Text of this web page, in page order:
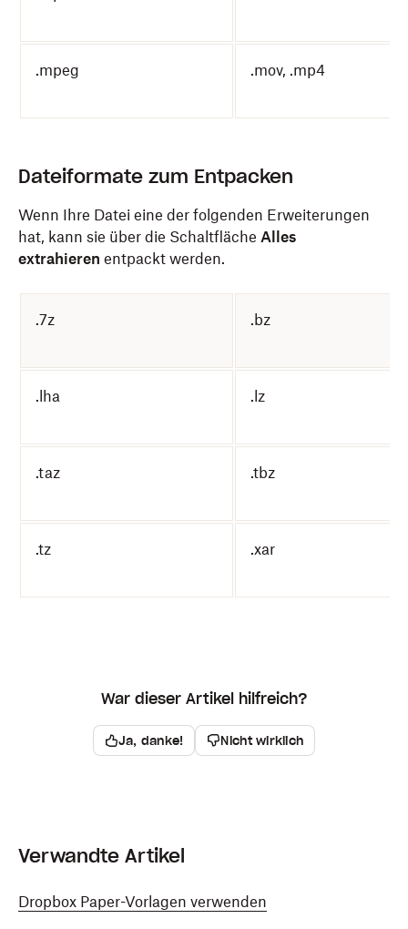
.mpeg .mov, .mp4
Dateiformate zum Entpacken
Wenn Ihre Datei eine der folgenden Erweiterungen
hat, kann sie über die Schaltfläche Alles
extrahieren entpackt werden.
.7z .bz
.lha .lz
.taz .tbz
.tz .xar
War dieser Artikel hilfreich?
Ja, danke! Nicht wirklich
Verwandte Artikel
Dropbox Paper-Vorlagen verwenden